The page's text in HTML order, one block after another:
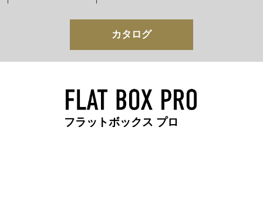
カタログ
フラットボックス プロ